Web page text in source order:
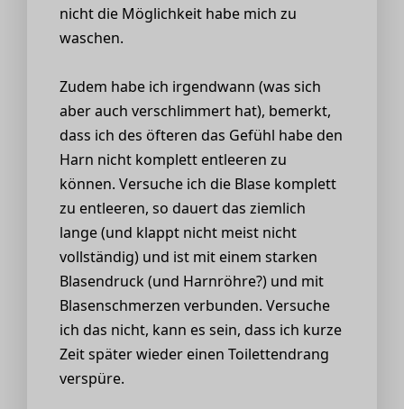
nicht die Möglichkeit habe mich zu
waschen.
Zudem habe ich irgendwann (was sich
aber auch verschlimmert hat), bemerkt,
dass ich des öfteren das Gefühl habe den
Harn nicht komplett entleeren zu
können. Versuche ich die Blase komplett
zu entleeren, so dauert das ziemlich
lange (und klappt nicht meist nicht
vollständig) und ist mit einem starken
Blasendruck (und Harnröhre?) und mit
Blasenschmerzen verbunden. Versuche
ich das nicht, kann es sein, dass ich kurze
Zeit später wieder einen Toilettendrang
verspüre.